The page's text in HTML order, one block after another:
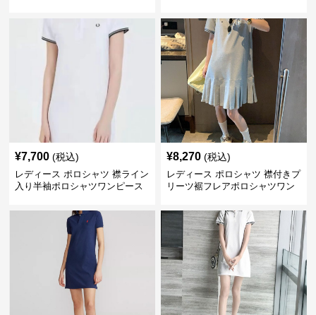
¥7,700 (税込)
レディース ポロシャツ 襟ライン
入り半袖ポロシャツワンピース
¥8,270 (税込)
レディース ポロシャツ 襟付きプ
リーツ裾フレアポロシャツワン